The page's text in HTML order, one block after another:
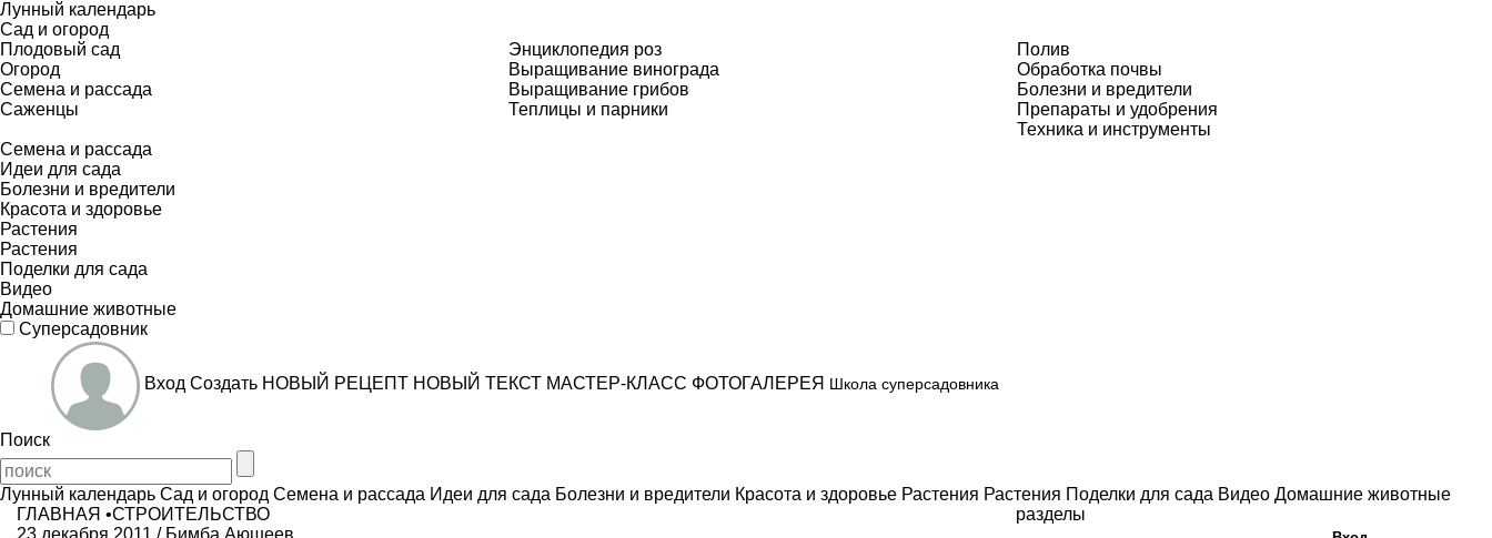
Лунный календарь
Сад и огород
Плодовый сад
Огород
Семена и рассада
Саженцы
Энциклопедия роз
Выращивание винограда
Выращивание грибов
Теплицы и парники
Полив
Обработка почвы
Болезни и вредители
Препараты и удобрения
Техника и инструменты
Семена и рассада
Идеи для сада
Болезни и вредители
Красота и здоровье
Растения
Растения
Поделки для сада
Видео
Домашние животные
Суперсадовник
Вход Создать НОВЫЙ РЕЦЕПТ НОВЫЙ ТЕКСТ МАСТЕР-КЛАСС ФОТОГАЛЕРЕЯ Школа суперсадовника
Поиск
Лунный календарь Сад и огород Семена и рассада Идеи для сада Болезни и вредители Красота и здоровье Растения Растения Поделки для сада Видео Домашние животные
ГЛАВНАЯ •СТРОИТЕЛЬСТВО
23 декабря 2011 / Бимба Аюшеев
разделы